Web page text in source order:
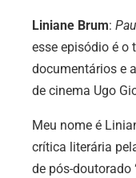
Liniane Brum:
esse episódio é o
documentários e
de cinema Ugo
Meu nome é
crítica literária
de pós-doutorado